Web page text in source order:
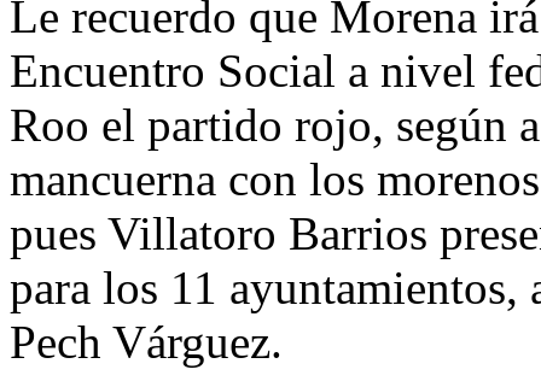
Le recuerdo que Morena
Encuentro Social a nivel
Roo el partido rojo, según
mancuerna con los
pues Villatoro Barrios
para los 11
Pech Várguez.